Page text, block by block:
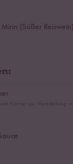
(Süßer Reiswein)